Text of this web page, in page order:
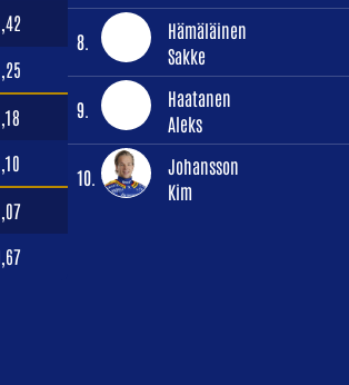
8.
Hämäläinen
Sakke
9.
Haatanen
Aleks
10.
Johansson
Kim